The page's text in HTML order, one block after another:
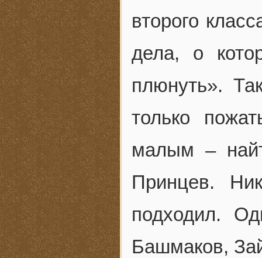
второго
дела, о
плюнуть».
только
малым –
Принцев.
подходил.
Башмаков,